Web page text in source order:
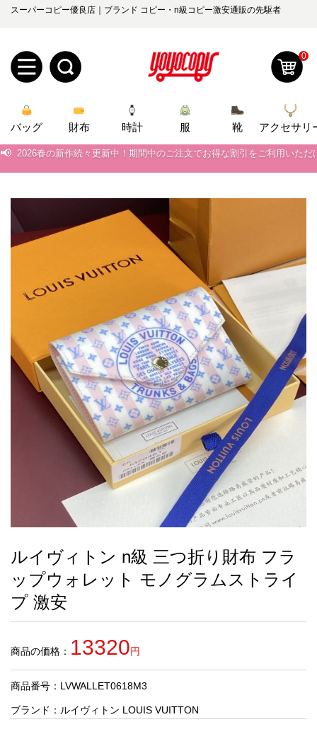
スーパーコピー優良店｜ブランド コピー・n級コピー激安通販の先駆者
規
ユ
ザ
ロ
グ
ン
オ
管
せ
yoyocopys@gmail.com
2026人気特集
バッグ
財布
時計
服
ズボン
衣装セット
靴
住まい用品
アクセサリー
ベルト
スカーフ
アイフォーンケ
ース
小物
お
す
す
め
商
人
気
商
0
バッグ 財布 時計 服 靴 アクセサリ
当店は正真正銘のn級スーパーコピーのみ取扱い。最高品質の再現度を
📢 2026春の新作続々更新中！期間中のご注文でお得な割引をご利用いただ
📢 新作入荷！ルイ・ヴィトンスーパーコピー バッグ最新モデルが登場。
📢 当店は正真正銘のn級スーパーコピーのみ取扱い。最高品質の再現度を
2026春の新作続々更新中！期間中のご注文でお得な割引をご利用いただ
新作入荷！ルイ・ヴィトンスーパーコピー バッグ最新モデルが登場。
ルイヴィトン n級 三つ折り財布 フラ
ップウォレット モノグラムストライ
プ 激安
商品の価格： 13320円
商品番号：LVWALLET0618M3
ブランド： ルイヴィトン LOUIS VUITTON